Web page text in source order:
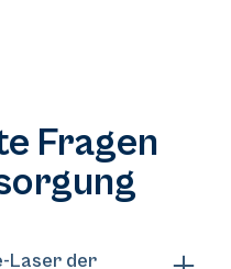
Fragen
Laser der